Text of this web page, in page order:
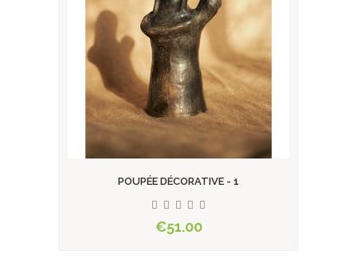
POUPÉE DÉCORATIVE - 1
€51.00